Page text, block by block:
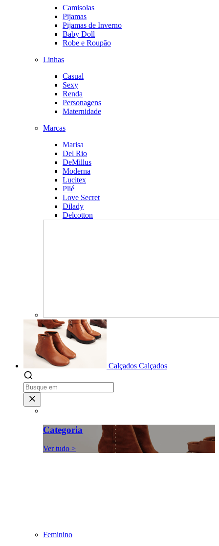
Camisolas
Pijamas
Pijamas de Inverno
Baby Doll
Robe e Roupão
Linhas
Casual
Sexy
Renda
Personagens
Maternidade
Marcas
Marisa
Del Rio
DeMillus
Moderna
Lucitex
Plié
Love Secret
Dilady
Delcotton
Calçados Calçados
Categoria
Ver tudo >
Feminino